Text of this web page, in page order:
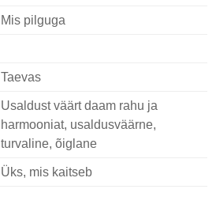
Mis pilguga
Taevas
Usaldust väärt daam rahu ja
harmooniat, usaldusväärne,
turvaline, õiglane
Üks, mis kaitseb